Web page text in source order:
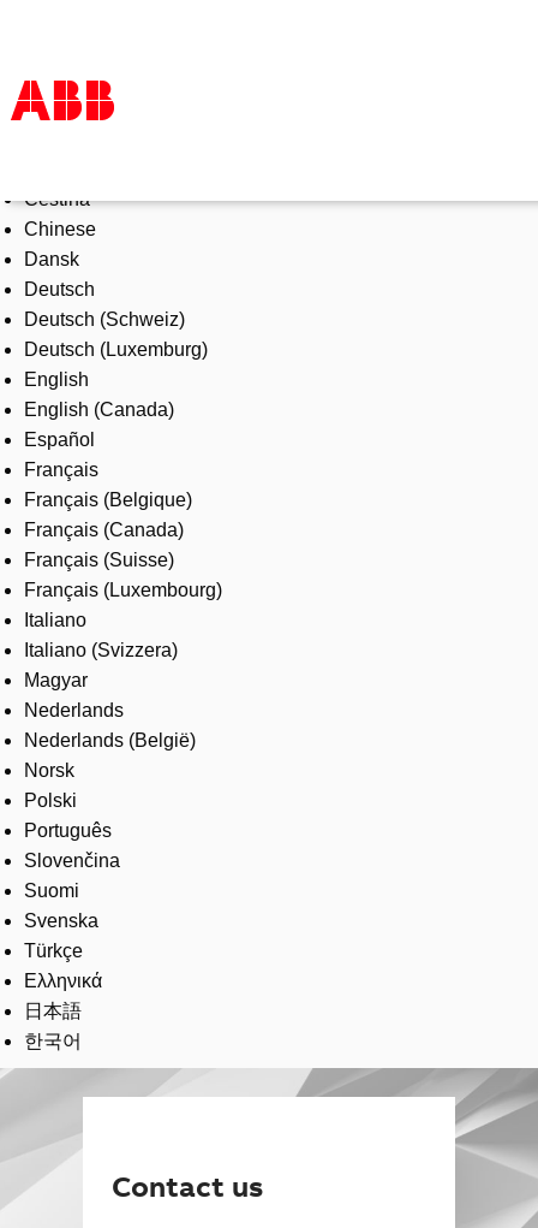
Products & Solutions
Industries
Services
About us
Where to buy
Contact us
Careers
Čeština
Chinese
Dansk
Deutsch
Deutsch (Schweiz)
Deutsch (Luxemburg)
English
English (Canada)
Español
Français
Français (Belgique)
Français (Canada)
Français (Suisse)
Français (Luxembourg)
Italiano
Italiano (Svizzera)
Magyar
Nederlands
Nederlands (België)
Norsk
Polski
Português
Slovenčina
Suomi
Svenska
Türkçe
Ελληνικά
日本語
한국어
Contact us